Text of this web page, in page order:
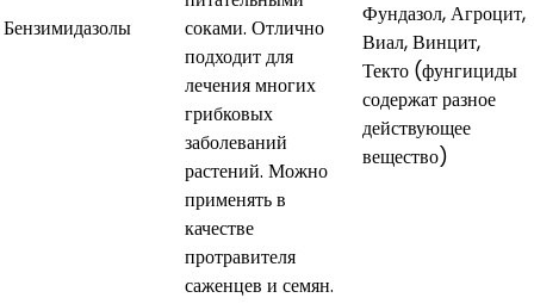
Бензимидазолы
соками. Отлично
подходит для
лечения многих
грибковых
заболеваний
растений. Можно
применять в
качестве
протравителя
саженцев и семян.
Фундазол, Агроцит,
Виал, Винцит,
Текто (фунгициды
содержат разное
действующее
вещество)